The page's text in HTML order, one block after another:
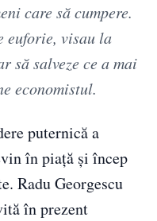
care să cumpere.
euforie, visau la
să salveze ce a mai
economistul.
puternică a
în piață și încep
Radu Georgescu
în prezent